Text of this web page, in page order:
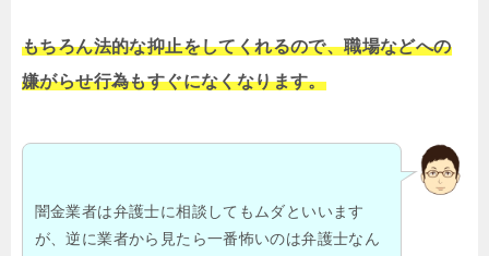
もちろん法的な抑止をしてくれるので、職場などへの
嫌がらせ行為もすぐになくなります。
闇金業者は弁護士に相談してもムダといいます
が、逆に業者から見たら一番怖いのは弁護士なん